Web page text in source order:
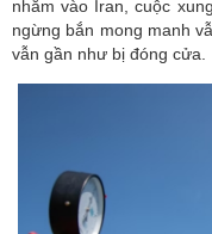
nhằm vào Iran, cuộc
ngừng bắn mong manh
vẫn gần như bị đóng cửa.